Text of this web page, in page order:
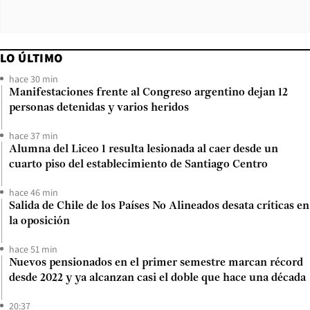
LO ÚLTIMO
hace 30 min
Manifestaciones frente al Congreso argentino dejan 12
personas detenidas y varios heridos
hace 37 min
Alumna del Liceo 1 resulta lesionada al caer desde un
cuarto piso del establecimiento de Santiago Centro
hace 46 min
Salida de Chile de los Países No Alineados desata críticas en
la oposición
hace 51 min
Nuevos pensionados en el primer semestre marcan récord
desde 2022 y ya alcanzan casi el doble que hace una década
20:37